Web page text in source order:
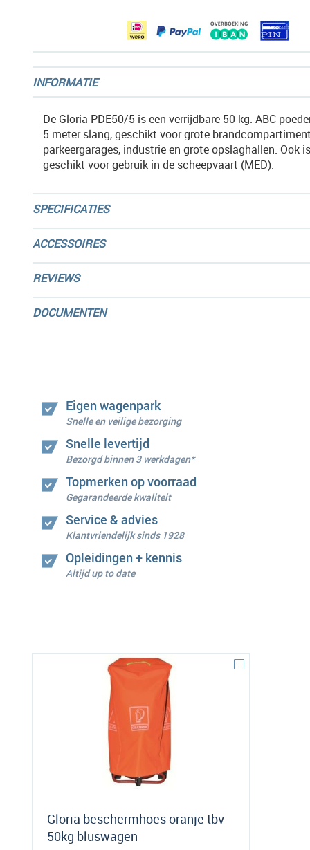
INFORMATIE
De Gloria PDE50/5 is een verrijdbare 50 kg. ABC
5 meter slang, geschikt voor grote
parkeergarages, industrie en grote opslaghallen. Ook
geschikt voor gebruik in de scheepvaart (MED).
SPECIFICATIES
ACCESSOIRES
REVIEWS
DOCUMENTEN
Eigen wagenpark
Snelle en veilige bezorging
Snelle levertijd
Bezorgd binnen 3 werkdagen*
Topmerken op voorraad
Gegarandeerde kwaliteit
Service & advies
Klantvriendelijk sinds 1928
Opleidingen + kennis
Altijd up to date
Gloria beschermhoes oranje tbv
50kg bluswagen